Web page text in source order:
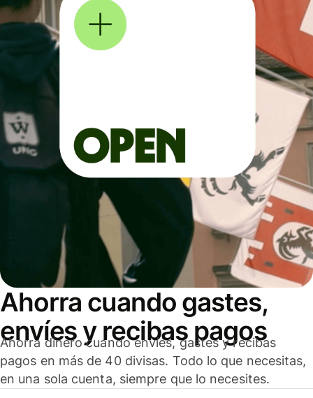
Ahorra cuando gastes,
envíes y recibas pagos
Ahorra dinero cuando envíes, gastes y recibas
pagos en más de 40 divisas. Todo lo que necesitas,
en una sola cuenta, siempre que lo necesites.